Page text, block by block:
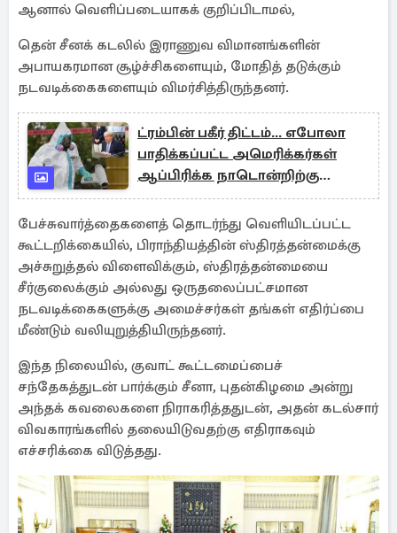
ஆனால் வெளிப்படையாகக் குறிப்பிடாமல்,
தென் சீனக் கடலில் இராணுவ விமானங்களின்
அபாயகரமான சூழ்ச்சிகளையும், மோதித் தடுக்கும்
நடவடிக்கைகளையும் விமர்சித்திருந்தனர்.
ட்ரம்பின் பகீர் திட்டம்... எபோலா
பாதிக்கப்பட்ட அமெரிக்கர்கள்
ஆப்பிரிக்க நாடொன்றிற்கு
அனுப்பப்படும் அபாயம்
பேச்சுவார்த்தைகளைத் தொடர்ந்து வெளியிடப்பட்ட
கூட்டறிக்கையில், பிராந்தியத்தின் ஸ்திரத்தன்மைக்கு
அச்சுறுத்தல் விளைவிக்கும், ஸ்திரத்தன்மையை
சீர்குலைக்கும் அல்லது ஒருதலைப்பட்சமான
நடவடிக்கைகளுக்கு அமைச்சர்கள் தங்கள் எதிர்ப்பை
மீண்டும் வலியுறுத்தியிருந்தனர்.
இந்த நிலையில், குவாட் கூட்டமைப்பைச்
சந்தேகத்துடன் பார்க்கும் சீனா, புதன்கிழமை அன்று
அந்தக் கவலைகளை நிராகரித்ததுடன், அதன் கடல்சார்
விவகாரங்களில் தலையிடுவதற்கு எதிராகவும்
எச்சரிக்கை விடுத்தது.